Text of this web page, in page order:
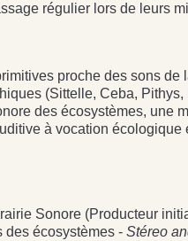
régulier lors de leurs
proche des sons de
(Sittelle, Ceba, Pithys,
des écosystèmes, une
à vocation écologique
Sonore (Producteur
des écosystèmes - Stéreo